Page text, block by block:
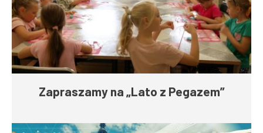
Zapraszamy na „Lato z Pegazem”